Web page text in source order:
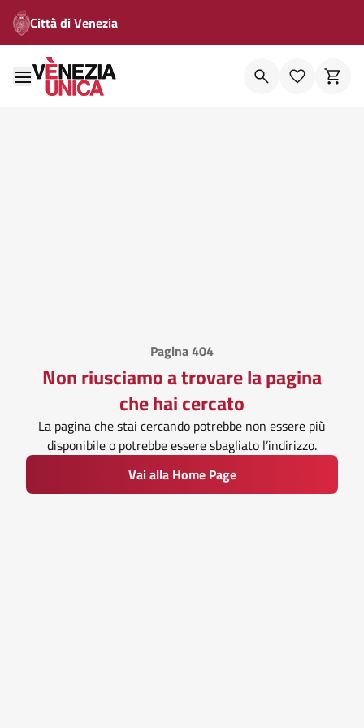
Città di Venezia
Pagina 404
Non riusciamo a trovare la pagina
che hai cercato
La pagina che stai cercando potrebbe non essere più
disponibile o potrebbe essere sbagliato l’indirizzo.
Vai alla Home Page